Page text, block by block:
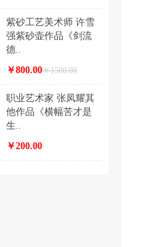
紫砂工艺美术师 许雪
强紫砂壶作品《剑流
德..
￥800.00￥1500.00
职业艺术家 张凤耀其
他作品《横幅苦才是
生..
￥200.00